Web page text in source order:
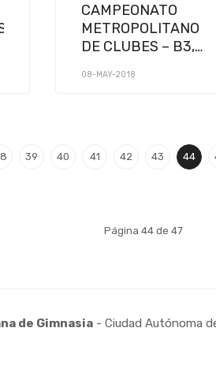
CAMPEONATO
METROPOLITANO
DE CLUBES – B3,
MAYO 2018)
08-MAY-2018
39 40 41 42 43 44
Página 44 de 47
de Gimnasia - Ciudad Autónoma